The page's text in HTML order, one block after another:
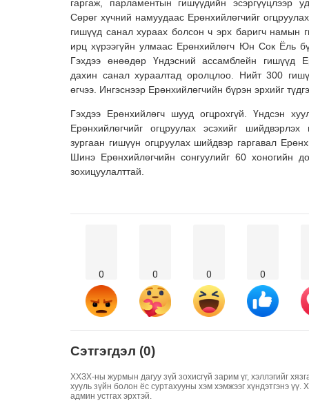
гаргаж, парламентын гишүүдийн эсэргүүцлээр
Сөрөг хүчний намуудаас Ерөнхийлөгчийг
гишүүд санал хураах болсон ч эрх баригч намын
ирц хүрээгүйн улмаас Ерөнхийлөгч Юн Сок Ёль
Гэхдээ өнөөдөр Үндэсний ассамблейн гишүүд
дахин санал хураалтад оролцлоо. Нийт 300
өгчээ. Ингэснээр Ерөнхийлөгчийн бүрэн эрхийг
Гэхдээ Ерөнхийлөгч шууд огцрохгүй. Үндсэн
Ерөнхийлөгчийг огцруулах эсэхийг
зургаан гишүүн огцруулах шийдвэр гаргавал
Шинэ Ерөнхийлөгчийн сонгуулийг 60 хоногийн
зохицуулалттай.
0 0 0 0
Сэтгэгдэл (0)
ХХЗХ-ны журмын дагуу зүй зохисгүй зарим үг, хэллэгийг
хууль зүйн болон ёс суртахууны хэм хэмжээг хүндэтгэнэ үү.
админ устгах эрхтэй.